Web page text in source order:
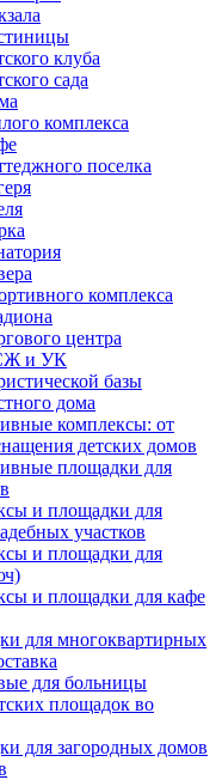
клуба
сада
комплекса
поселка
комплекса
центра
и УК
базы
дома
комплексы: от
детских домов
площадки для
и площадки для
участков
и площадки для
и площадки для кафе
для многоквартирных
для больницы
площадок во
для загородных домов